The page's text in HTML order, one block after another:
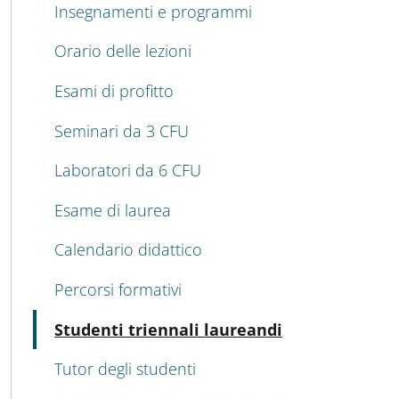
Insegnamenti e programmi
Orario delle lezioni
Esami di profitto
Seminari da 3 CFU
Laboratori da 6 CFU
Esame di laurea
Calendario didattico
Percorsi formativi
Studenti triennali laureandi
Tutor degli studenti